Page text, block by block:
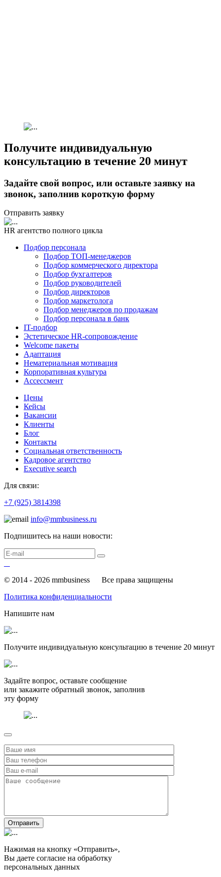
Получите индивидуальную
консультацию в течение 20 минут
Задайте свой вопрос, или оставьте заявку на
звонок, заполнив короткую форму
Отправить заявку
HR агентство полного цикла
Подбор персонала
Подбор ТОП-менеджеров
Подбор коммерческого директора
Подбор бухгалтеров
Подбор руководителей
Подбор директоров
Подбор маркетолога
Подбор менеджеров по продажам
Подбор персонала в банк
IT-подбор
Эстетическое HR-сопровождение
Welcome пакеты
Адаптация
Нематериальная мотивация
Корпоративная культура
Ассессмент
Цены
Кейсы
Вакансии
Клиенты
Блог
Контакты
Социальная ответственность
Кадровое агентство
Еxecutive search
Для связи:
+7 (925) 3814398
info@mmbusiness.ru
Подпишитесь на наши новости:
© 2014 - 2026 mmbusiness Все права защищены
Политика конфиденциальности
Напишите нам
Получите индивидуальную консультацию в течение 20 минут
Задайте вопрос, оставьте сообщение
или закажите обратный звонок, заполнив
эту форму
Отправить
Нажимая на кнопку «Отправить»,
Вы даете согласие на обработку
персональных данных